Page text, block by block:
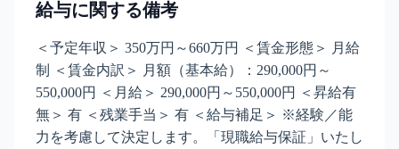
給与に関する備考
＜予定年収＞ 350万円～660万円 ＜賃金形態＞ 月給
制 ＜賃金内訳＞ 月額（基本給）：290,000円～
550,000円 ＜月給＞ 290,000円～550,000円 ＜昇給有
無＞ 有 ＜残業手当＞ 有 ＜給与補足＞ ※経験／能
力を考慮して決定します。「現職給与保証」いたし